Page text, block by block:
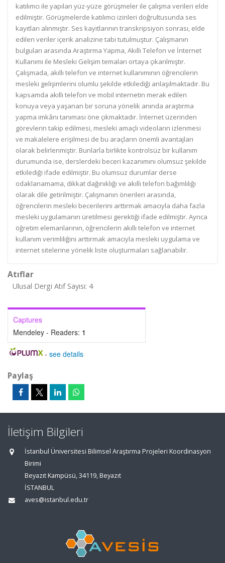
katılımcı ile yapılan yüz-yüze görüşmeler ile çalışma verileri elde
edilmiştir. Görüşmelerde katılımcı izinleri doğrultusunda ses
kayıtları alınmıştır. Ses kayıtlarının transkripsiyon sonrası, elde
edilen veriler içerik analizine tabi tutulmuştur. Çalışmanın
bulguları arasında Araştırma Yapma, Akıllı Telefon ve İnternet
Kullanımı ile Mesleki Gelişim temaları ortaya çıkarılmıştır.
Çalışmada, akıllı telefon ve internet kullanımının öğrencilerin
mesleki gelişimlerini olumlu şekilde etkilediği anlaşılmaktadır. Bu
kapsamda akıllı telefon ve mobil internetin merak edilen
konuya veya yaşanan bir soruna yönelik anında araştırma
yapma imkânı tanıması öne çıkmaktadır. İnternet üzerinden
görevlerin takip edilmesi, mesleki amaçlı videoların izlenmesi
ve makalelere erişilmesi de bu araçların önemli avantajları
olarak belirlenmiştir. Bunlarla birlikte kontrolsüz bir kullanım
durumunda ise, derslerdeki beceri kazanımını olumsuz şekilde
etkilediği ifade edilmiştir. Bu olumsuz durumlar derse
odaklanamama, dikkat dağınıklığı ve akıllı telefon bağımlılığı
olarak dile getirilmiştir. Çalışmanın önerileri arasında,
öğrencilerin mesleki becerilerini arttırmak amacıyla daha fazla
mesleki uygulamanın üretilmesi gerektiği ifade edilmiştir. Ayrıca
öğretim elemanlarının, öğrencilerin akıllı telefon ve internet
kullanım verimliliğini arttırmak amacıyla mesleki uygulama ve
internet sitelerine yönelik liste oluşturmaları sağlanabilir.
Atıflar
Ulusal Dergi Atıf Sayısı: 4
Captures
Mendeley - Readers: 1
- see details
Paylaş
İletişim Bilgileri
İstanbul Üniversitesi Bilimsel Araştırma Projeleri Koordinasyon
Birimi
Beyazıt Kampüsü, 34119, Beyazıt
İSTANBUL
aves@istanbul.edu.tr